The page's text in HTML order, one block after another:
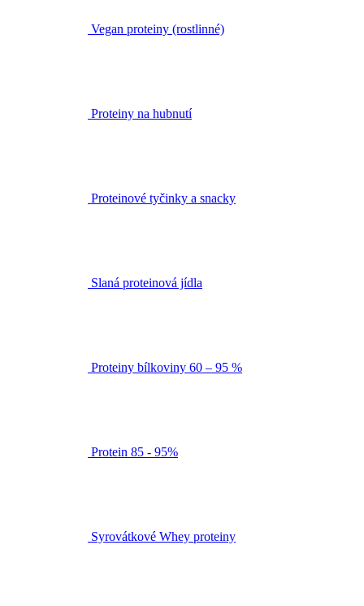
Vegan proteiny (rostlinné)
Proteiny na hubnutí
Proteinové tyčinky a snacky
Slaná proteinová jídla
Proteiny bílkoviny 60 – 95 %
Protein 85 - 95%
Syrovátkové Whey proteiny